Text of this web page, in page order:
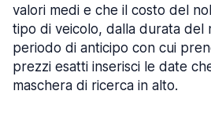
valori medi e che il costo del
tipo di veicolo, dalla durata del
periodo di anticipo con cui
prezzi esatti inserisci le date
maschera di ricerca in alto.